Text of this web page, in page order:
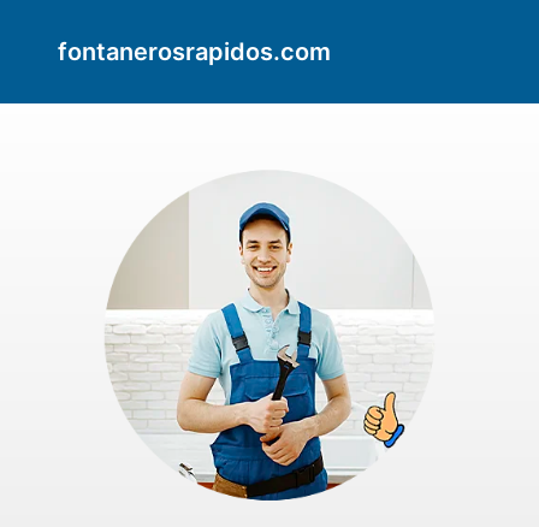
fontanerosrapidos.com